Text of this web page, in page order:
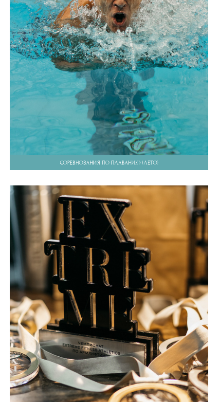
СОРЕВНОВАНИЯ ПО ПЛАВАНИЮ (ЛЕТО)